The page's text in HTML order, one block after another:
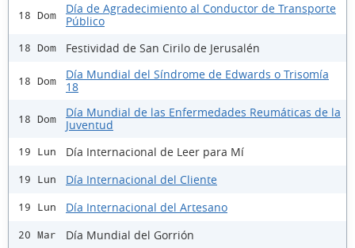
18 Dom
Día de Agradecimiento al Conductor de Transporte
Público
18 Dom Festividad de San Cirilo de Jerusalén
18 Dom
Día Mundial del Síndrome de Edwards o Trisomía
18
18 Dom
Día Mundial de las Enfermedades Reumáticas de la
Juventud
19 Lun Día Internacional de Leer para Mí
19 Lun Día Internacional del Cliente
19 Lun Día Internacional del Artesano
20 Mar Día Mundial del Gorrión